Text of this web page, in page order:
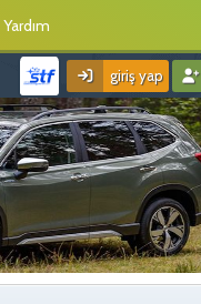
Yardım
giriş yap